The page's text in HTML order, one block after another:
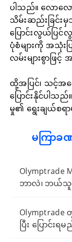
ပါသည်။ လောလ
သိမ်းဆည်းခြင်းမှ
ပြောင်းလွယ်ပြ
ပုံစံများကို အသုံး
လမ်းများစွာဖြ
ထို့အပြင်၊ သင့်အက
ပြောင်းနိုင်ပါသ
မှု၏ ရွေးချယ်စရ
မကြာခဏ
Olymptrade
ဘာလဲ၊ ဘယ်
ပြီး ပြောင်းရ